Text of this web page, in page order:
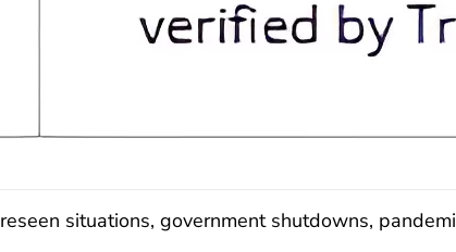
situations, government shutdowns,